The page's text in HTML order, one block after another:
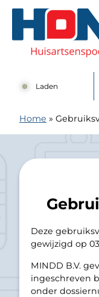
Laden
Home »
Deze
gewijzigd op
MINDD B.V.
ingeschreven
onder